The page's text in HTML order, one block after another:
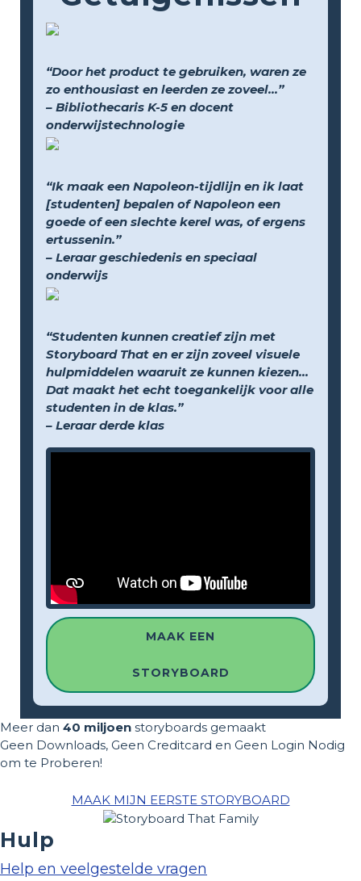
“Door het product te gebruiken, waren ze
zo enthousiast en leerden ze zoveel...”
– Bibliothecaris K-5 en docent
onderwijstechnologie
“Ik maak een Napoleon-tijdlijn en ik laat
[studenten] bepalen of Napoleon een
goede of een slechte kerel was, of ergens
ertussenin.”
– Leraar geschiedenis en speciaal
onderwijs
“Studenten kunnen creatief zijn met
Storyboard That en er zijn zoveel visuele
hulpmiddelen waaruit ze kunnen kiezen...
Dat maakt het echt toegankelijk voor alle
studenten in de klas.”
– Leraar derde klas
MAAK EEN
STORYBOARD
Meer dan 40 miljoen storyboards gemaakt
Geen Downloads, Geen Creditcard en Geen Login Nodig
om te Proberen!
MAAK MIJN EERSTE STORYBOARD
Hulp
Help en veelgestelde vragen